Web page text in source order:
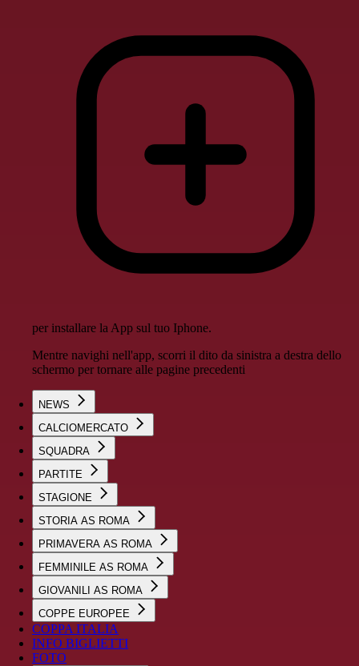
per installare la App sul tuo Iphone.
Mentre navighi nell'app, scorri il dito da sinistra a destra dello
schermo per tornare alle pagine precedenti
NEWS
CALCIOMERCATO
SQUADRA
PARTITE
STAGIONE
STORIA AS ROMA
PRIMAVERA AS ROMA
FEMMINILE AS ROMA
GIOVANILI AS ROMA
COPPE EUROPEE
COPPA ITALIA
INFO BIGLIETTI
FOTO